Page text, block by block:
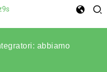
abbiamo